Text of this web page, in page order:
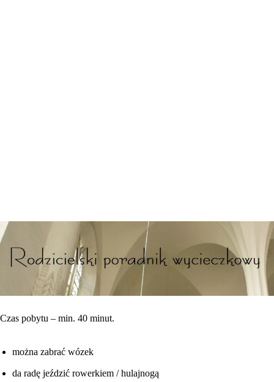
Czas pobytu – min. 40 minut.
można zabrać wózek
da radę jeździć rowerkiem / hulajnogą